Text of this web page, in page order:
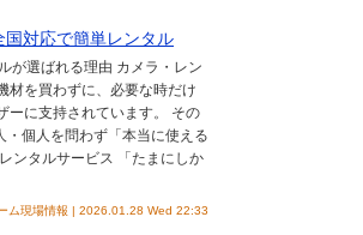
国対応で簡単レンタル
が選ばれる理由 カメラ・レン
材を買わずに、必要な時だけ
ーに支持されています。 その
個人を問わず「本当に使える
ンタルサービス 「たまにしか
ム現場情報 | 2026.01.28 Wed 22:33